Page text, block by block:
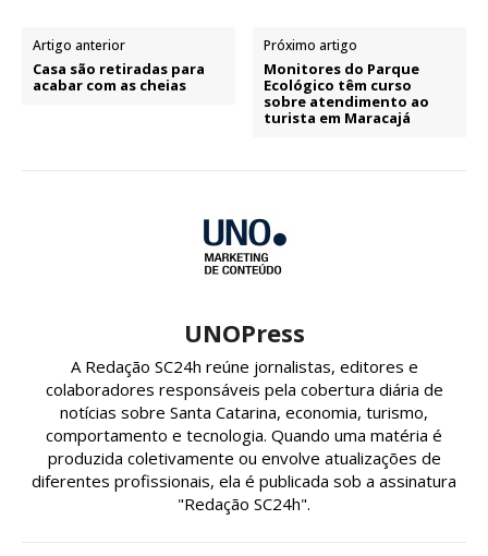
Artigo anterior
Casa são retiradas para
acabar com as cheias
Próximo artigo
Monitores do Parque
Ecológico têm curso
sobre atendimento ao
turista em Maracajá
UNOPress
A Redação SC24h reúne jornalistas, editores e
colaboradores responsáveis pela cobertura diária de
notícias sobre Santa Catarina, economia, turismo,
comportamento e tecnologia. Quando uma matéria é
produzida coletivamente ou envolve atualizações de
diferentes profissionais, ela é publicada sob a assinatura
"Redação SC24h".